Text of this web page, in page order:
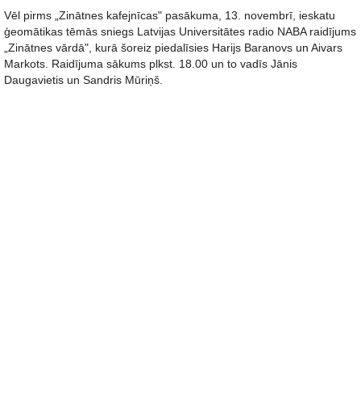
Vēl pirms „Zinātnes kafejnīcas" pasākuma, 13. novembrī, ieskatu
ģeomātikas tēmās sniegs Latvijas Universitātes radio NABA raidījums
„Zinātnes vārdā", kurā šoreiz piedalīsies Harijs Baranovs un Aivars
Markots. Raidījuma sākums plkst. 18.00 un to vadīs Jānis
Daugavietis un Sandris Mūriņš.